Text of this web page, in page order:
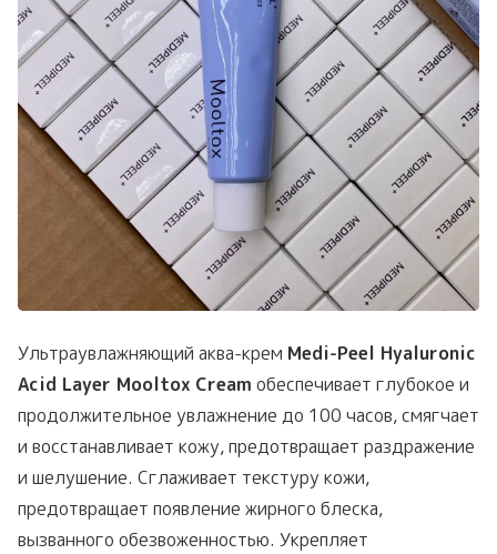
Ультраувлажняющий аква-крем Medi-Peel Hyaluronic
Acid Layer Mooltox Cream обеспечивает глубокое и
продолжительное увлажнение до 100 часов, смягчает
и восстанавливает кожу, предотвращает раздражение
и шелушение. Сглаживает текстуру кожи,
предотвращает появление жирного блеска,
вызванного обезвоженностью. Укрепляет